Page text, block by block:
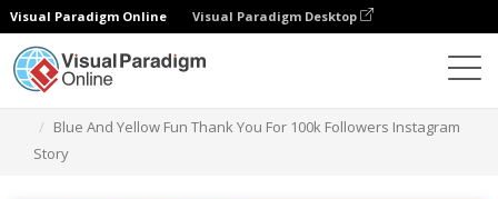
Visual Paradigm Online Visual Paradigm Desktop
Blue And Yellow Fun Thank You For 100k Followers Instagram
Story